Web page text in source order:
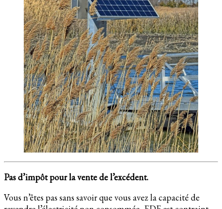
Pas d’impôt pour la vente de l’excédent.
Vous n’êtes pas sans savoir que vous avez la capacité de